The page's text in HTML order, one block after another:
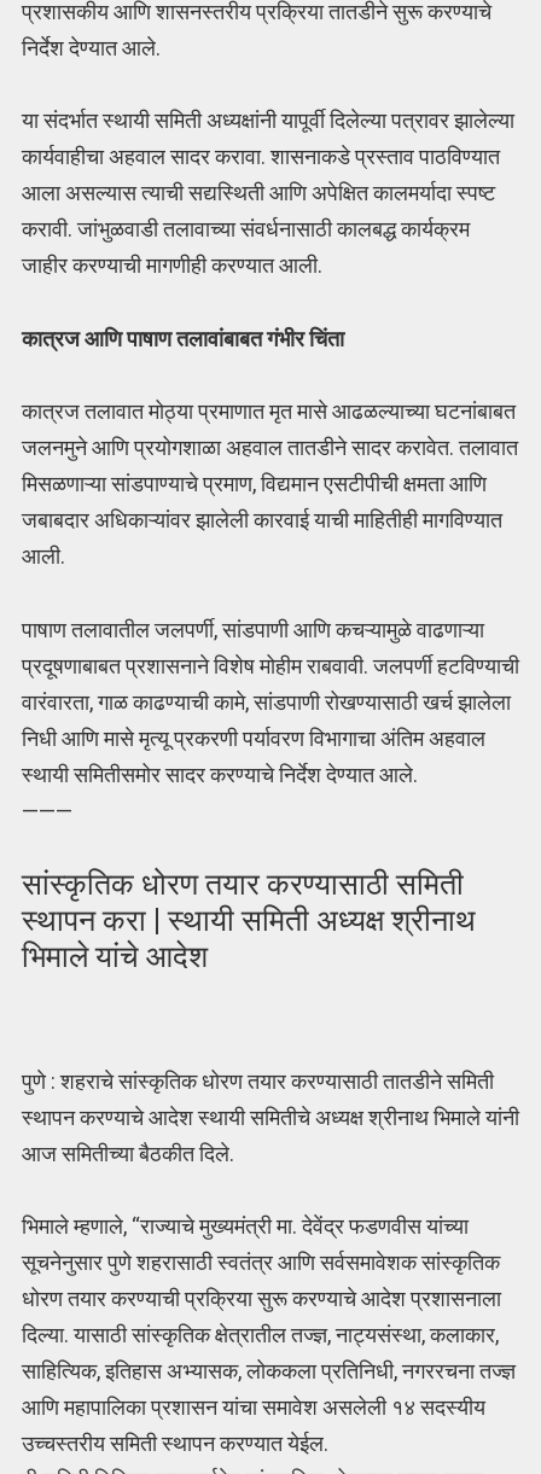
प्रशासकीय आणि शासनस्तरीय प्रक्रिया तातडीने सुरू करण्याचे
निर्देश देण्यात आले.
या संदर्भात स्थायी समिती अध्यक्षांनी यापूर्वी दिलेल्या पत्रावर झालेल्या
कार्यवाहीचा अहवाल सादर करावा. शासनाकडे प्रस्ताव पाठविण्यात
आला असल्यास त्याची सद्यस्थिती आणि अपेक्षित कालमर्यादा स्पष्ट
करावी. जांभुळवाडी तलावाच्या संवर्धनासाठी कालबद्ध कार्यक्रम
जाहीर करण्याची मागणीही करण्यात आली.
कात्रज आणि पाषाण तलावांबाबत गंभीर चिंता
कात्रज तलावात मोठ्या प्रमाणात मृत मासे आढळल्याच्या घटनांबाबत
जलनमुने आणि प्रयोगशाळा अहवाल तातडीने सादर करावेत. तलावात
मिसळणाऱ्या सांडपाण्याचे प्रमाण, विद्यमान एसटीपीची क्षमता आणि
जबाबदार अधिकाऱ्यांवर झालेली कारवाई याची माहितीही मागविण्यात
आली.
पाषाण तलावातील जलपर्णी, सांडपाणी आणि कचऱ्यामुळे वाढणाऱ्या
प्रदूषणाबाबत प्रशासनाने विशेष मोहीम राबवावी. जलपर्णी हटविण्याची
वारंवारता, गाळ काढण्याची कामे, सांडपाणी रोखण्यासाठी खर्च झालेला
निधी आणि मासे मृत्यू प्रकरणी पर्यावरण विभागाचा अंतिम अहवाल
स्थायी समितीसमोर सादर करण्याचे निर्देश देण्यात आले.
———
सांस्कृतिक धोरण तयार करण्यासाठी समिती
स्थापन करा | स्थायी समिती अध्यक्ष श्रीनाथ
भिमाले यांचे आदेश
पुणे : शहराचे सांस्कृतिक धोरण तयार करण्यासाठी तातडीने समिती
स्थापन करण्याचे आदेश स्थायी समितीचे अध्यक्ष श्रीनाथ भिमाले यांनी
आज समितीच्या बैठकीत दिले.
भिमाले म्हणाले, “राज्याचे मुख्यमंत्री मा. देवेंद्र फडणवीस यांच्या
सूचनेनुसार पुणे शहरासाठी स्वतंत्र आणि सर्वसमावेशक सांस्कृतिक
धोरण तयार करण्याची प्रक्रिया सुरू करण्याचे आदेश प्रशासनाला
दिल्या. यासाठी सांस्कृतिक क्षेत्रातील तज्ज्ञ, नाट्यसंस्था, कलाकार,
साहित्यिक, इतिहास अभ्यासक, लोककला प्रतिनिधी, नगररचना तज्ज्ञ
आणि महापालिका प्रशासन यांचा समावेश असलेली १४ सदस्यीय
उच्चस्तरीय समिती स्थापन करण्यात येईल.